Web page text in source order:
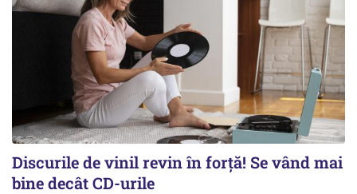
Discurile de vinil revin în forţă! Se vând mai
bine decât CD-urile